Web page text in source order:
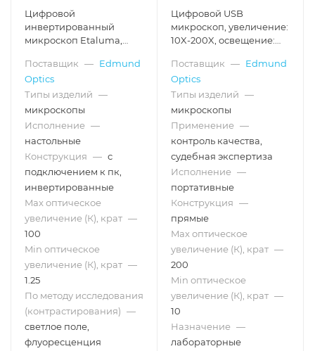
Цифровой
инвертированный
микроскоп Etaluma,
(проходящий свет),
зеленый фильтр для
флуоресценции
Поставщик — Edmund
Optics
Типы изделий —
микроскопы
Исполнение —
настольные
Конструкция — с
подключением к пк,
инвертированные
Max оптическое
увеличение (К), крат —
100
Min оптическое
увеличение (К), крат —
1.25
По методу исследования
(контрастирования) —
светлое поле,
флуоресценция
Цифровой USB
микроскоп, увеличение:
10X-200X, освещение:
Поставщик — Edmund
Optics
Типы изделий —
микроскопы
Применение —
контроль качества,
судебная экспертиза
Исполнение —
портативные
Конструкция —
прямые
Max оптическое
увеличение (К), крат —
200
Min оптическое
увеличение (К), крат —
10
Назначение —
лабораторные